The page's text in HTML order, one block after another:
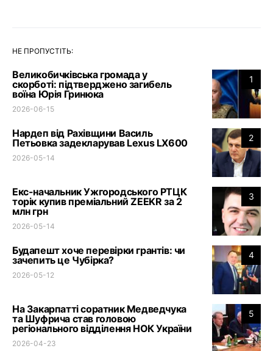
НЕ ПРОПУСТІТЬ:
1
Великобичківська громада у
скорботі: підтверджено загибель
воїна Юрія Гринюка
2026-06-15
2
Нардеп від Рахівщини Василь
Петьовка задекларував Lexus LX600
2026-05-14
3
Екс-начальник Ужгородського РТЦК
торік купив преміальний ZEEKR за 2
млн грн
2026-05-14
4
Будапешт хоче перевірки грантів: чи
зачепить це Чубірка?
2026-05-12
5
На Закарпатті соратник Медведчука
та Шуфрича став головою
регіонального відділення НОК України
2026-04-23